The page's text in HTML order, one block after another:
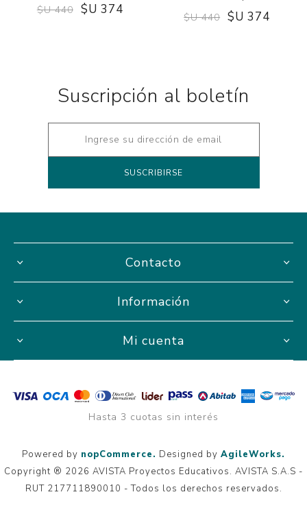
$U 440 $U 374
$U 440 $U 374
Suscripción al boletín
Contacto
Información
Mi cuenta
Hasta 3 cuotas sin interés
Powered by nopCommerce. Designed by AgileWorks.
Copyright ® 2026 AVISTA Proyectos Educativos. AVISTA S.A.S -
RUT 217711890010 - Todos los derechos reservados.